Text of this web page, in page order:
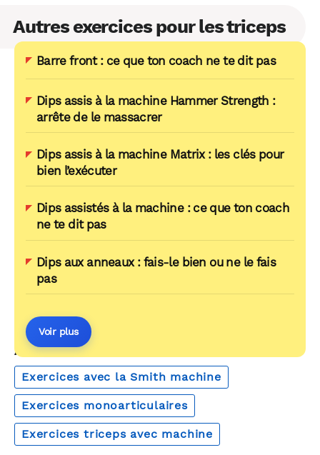
Autres exercices pour les triceps
Barre front : ce que ton coach ne te dit pas
Dips assis à la machine Hammer Strength :
arrête de le massacrer
Dips assis à la machine Matrix : les clés pour
bien l’exécuter
Dips assistés à la machine : ce que ton coach
ne te dit pas
Dips aux anneaux : fais-le bien ou ne le fais
pas
Voir plus
AUTOUR DU MÊME THÈME
Exercices avec la Smith machine
Exercices monoarticulaires
Exercices triceps avec machine